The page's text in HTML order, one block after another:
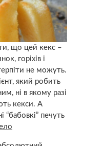
що цей кекс –
горіхів і
не можуть.
який робить
ні в якому разі
кекси. А
“бабовкі” печуть